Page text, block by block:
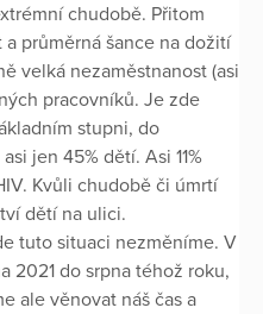
chudobě. Přitom
průměrná šance na dožití
velká nezaměstnanost (asi
pracovníků. Je zde
stupni, do
jen 45% dětí. Asi 11%
Kvůli chudobě či úmrtí
dětí na ulici.
tuto situaci nezměníme. V
2021 do srpna téhož roku,
ale věnovat náš čas a